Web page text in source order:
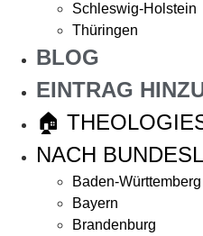
Schleswig-Holstein
Thüringen
BLOG
EINTRAG
🏠
NACH
Baden-Württemberg
Bayern
Brandenburg